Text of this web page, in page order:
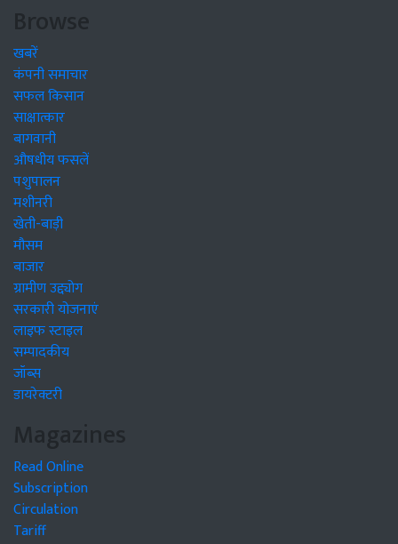
Browse
खबरें
कंपनी समाचार
सफल किसान
साक्षात्कार
बागवानी
औषधीय फसलें
पशुपालन
मशीनरी
खेती-बाड़ी
मौसम
बाजार
ग्रामीण उद्द्योग
सरकारी योजनाएं
लाइफ स्टाइल
सम्पादकीय
जॉब्स
डायरेक्टरी
Magazines
Read Online
Subscription
Circulation
Tariff